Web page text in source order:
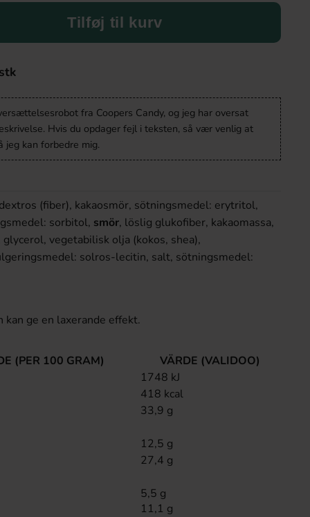
Tilføj til kurv
fra Coopers Candy, og jeg har oversat
Hvis du opdager fejl i teksten, så vær venlig at
jeg kan forbedre mig.
(fiber), kakaosmör, sötningsmedel: erytritol,
sorbitol, smör, löslig glukofiber, kakaomassa,
vegetabilisk olja (kokos, shea),
solros-lecitin, salt, sötningsmedel:
ge en laxerande effekt.
(PER 100 GRAM)
VÄRDE (VALIDOO)
1748 kJ
418 kcal
33,9 g
12,5 g
27,4 g
5,5 g
11,1 g